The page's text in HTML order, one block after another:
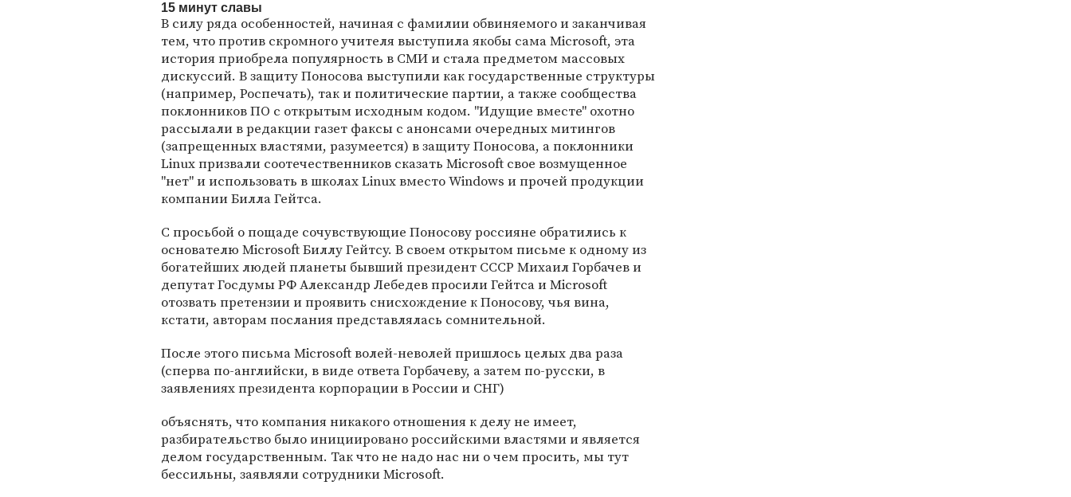
15 минут славы
В силу ряда особенностей, начиная с фамилии обвиняемого и заканчивая
тем, что против скромного учителя выступила якобы сама Microsoft, эта
история приобрела популярность в СМИ и стала предметом массовых
дискуссий. В защиту Поносова выступили как государственные структуры
(например, Роспечать), так и политические партии, а также сообщества
поклонников ПО с открытым исходным кодом. "Идущие вместе" охотно
рассылали в редакции газет факсы с анонсами очередных митингов
(запрещенных властями, разумеется) в защиту Поносова, а поклонники
Linux призвали соотечественников сказать Microsoft свое возмущенное
"нет" и использовать в школах Linux вместо Windows и прочей продукции
компании Билла Гейтса.
C просьбой о пощаде сочувствующие Поносову россияне обратились к
основателю Microsoft Биллу Гейтсу. В своем открытом письме к одному из
богатейших людей планеты бывший президент СССР Михаил Горбачев и
депутат Госдумы РФ Александр Лебедев просили Гейтса и Microsoft
отозвать претензии и проявить снисхождение к Поносову, чья вина,
кстати, авторам послания представлялась сомнительной.
После этого письма Microsoft волей-неволей пришлось целых два раза
(сперва по-английски, в виде ответа Горбачеву, а затем по-русски, в
заявлениях президента корпорации в России и СНГ)
объяснять, что компания никакого отношения к делу не имеет,
разбирательство было инициировано российскими властями и является
делом государственным. Так что не надо нас ни о чем просить, мы тут
бессильны, заявляли сотрудники Microsoft.